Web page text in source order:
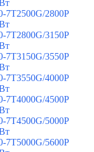
7T2500G/2800P
7T2800G/3150P
7T3150G/3550P
7T3550G/4000P
7T4000G/4500P
7T4500G/5000P
7T5000G/5600P